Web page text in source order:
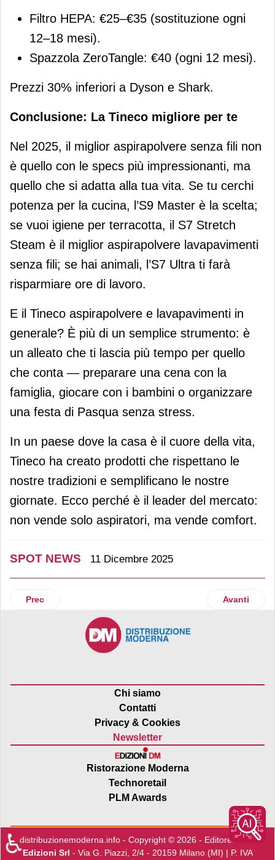
Filtro HEPA: €25–€35 (sostituzione ogni
12–18 mesi).
Spazzola ZeroTangle: €40 (ogni 12 mesi).
Prezzi 30% inferiori a Dyson e Shark.
Conclusione: La Tineco migliore per te
Nel 2025, il miglior aspirapolvere senza fili non
è quello con le specs più impressionanti, ma
quello che si adatta alla tua vita. Se tu cerchi
potenza per la cucina, l’S9 Master è la scelta;
se vuoi igiene per terracotta, il S7 Stretch
Steam è il miglior aspirapolvere lavapavimenti
senza fili; se hai animali, l’S7 Ultra ti farà
risparmiare ore di lavoro.
E il Tineco aspirapolvere e lavapavimenti in
generale? È più di un semplice strumento: è
un alleato che ti lascia più tempo per quello
che conta — preparare una cena con la
famiglia, giocare con i bambini o organizzare
una festa di Pasqua senza stress.
In un paese dove la casa è il cuore della vita,
Tineco ha creato prodotti che rispettano le
nostre tradizioni e semplificano le nostre
giornate. Ecco perché è il leader del mercato:
non vende solo aspiratori, ma vende comfort.
SPOT NEWS 11 Dicembre 2025
Articolo precedente: Mascarpone e burro, scopri la strada
Prec Articolo
Avanti
Chi siamo
Contatti
Privacy & Cookies
Newsletter
Ristorazione Moderna
Technoretail
PLM Awards
distribuzionemoderna.info - Copyright © 2026 - Editore:Edra
Edizioni Srl - Via G. Piazzi, 2/4 - 20159 Milano (MI) | P. IVA